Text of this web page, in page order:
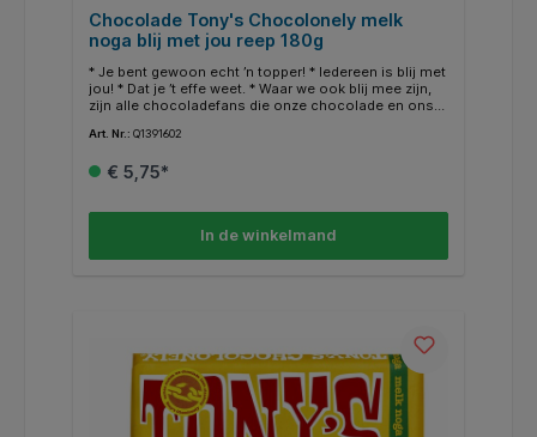
Chocolade Tony's Chocolonely melk
noga blij met jou reep 180g
* Je bent gewoon echt ’n topper! * Iedereen is blij met
jou! * Dat je ’t effe weet. * Waar we ook blij mee zijn,
zijn alle chocoladefans die onze chocolade en ons
chocolade. * Niet alleen onze chocolade, maar alle
voor slaafvrije chocolade en ons verhaal delen, hoe
Art. Nr.: Q1391602
€ 5,75*
In de winkelmand